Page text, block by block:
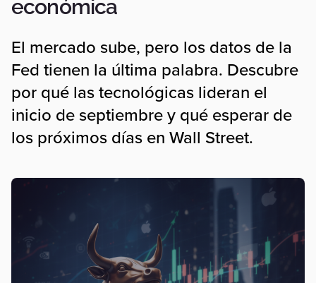
económica
El mercado sube, pero los datos de la
Fed tienen la última palabra. Descubre
por qué las tecnológicas lideran el
inicio de septiembre y qué esperar de
los próximos días en Wall Street.